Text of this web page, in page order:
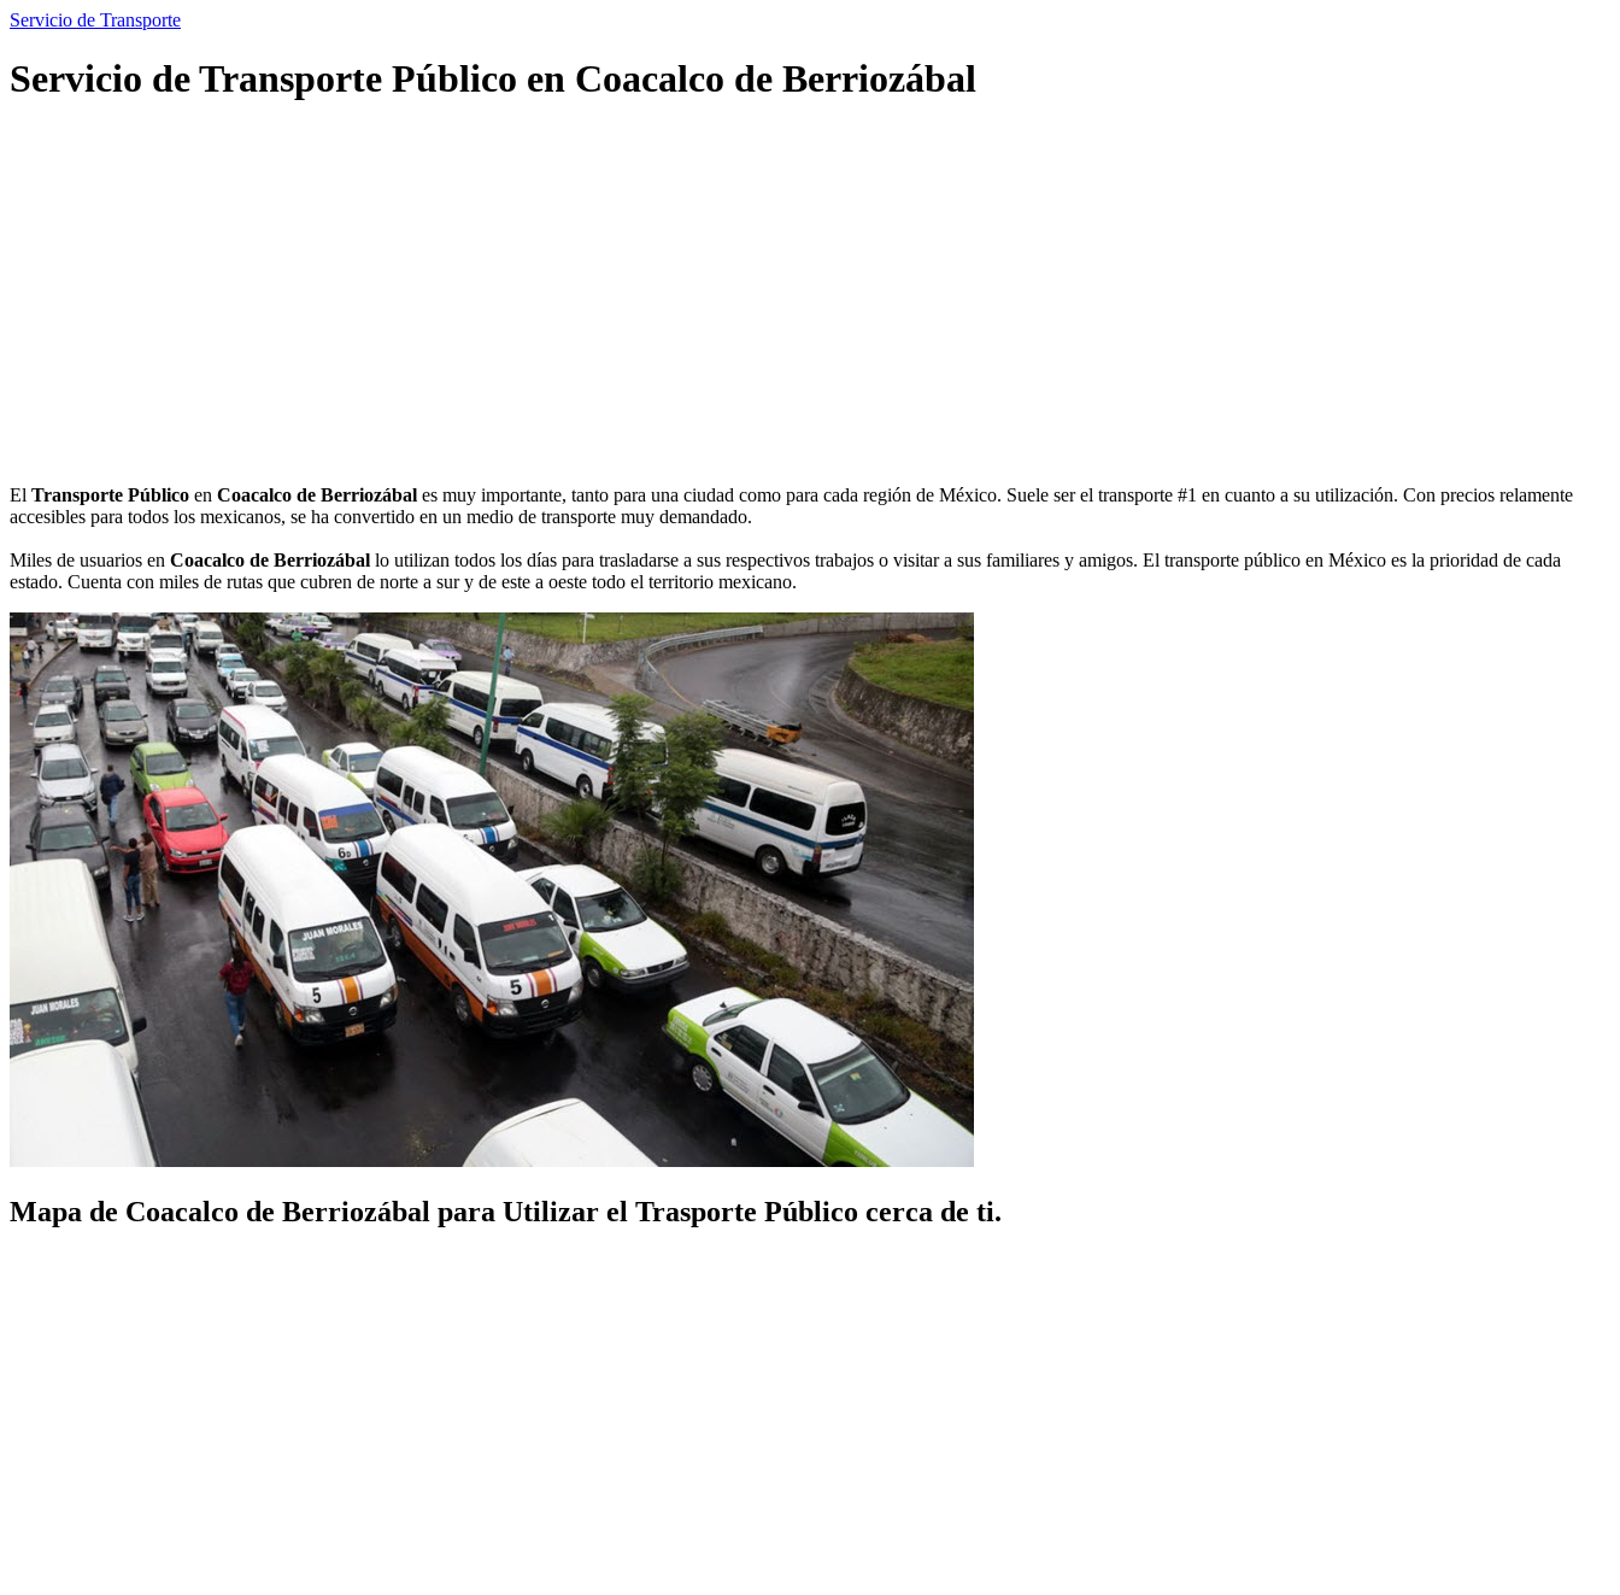
Servicio de Transporte
Servicio de Transporte Público en Coacalco de Berriozábal
El Transporte Público en Coacalco de Berriozábal es muy importante, tanto para una ciudad como para cada región de México. Suele ser el transporte #1 en cuanto a su utilización. Con precios relamente
accesibles para todos los mexicanos, se ha convertido en un medio de transporte muy demandado.
Miles de usuarios en Coacalco de Berriozábal lo utilizan todos los días para trasladarse a sus respectivos trabajos o visitar a sus familiares y amigos. El transporte público en México es la prioridad de cada
estado. Cuenta con miles de rutas que cubren de norte a sur y de este a oeste todo el territorio mexicano.
Mapa de Coacalco de Berriozábal para Utilizar el Trasporte Público cerca de ti.